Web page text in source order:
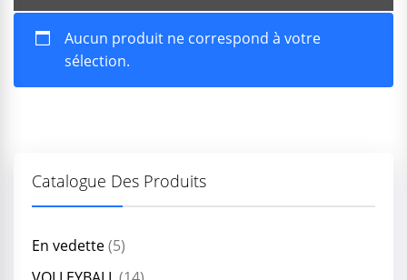
Aucun produit ne correspond à votre
sélection.
Catalogue Des Produits
En vedette(5)